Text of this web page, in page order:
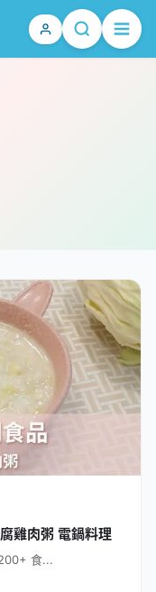
雞肉粥 電鍋料理
食...